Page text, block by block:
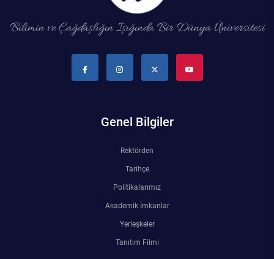
Bilimin ve Çağdaşlığın Işığında Bir Dünya Üniversitesi
Genel Bilgiler
Rektörden
Tarihçe
Politikalarımız
Akademik İmkanlar
Yerleşkeler
Tanıtım Filmi